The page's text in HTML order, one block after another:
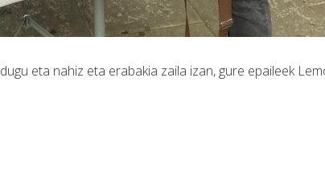
eta nahiz eta erabakia zaila izan, gure epaileek